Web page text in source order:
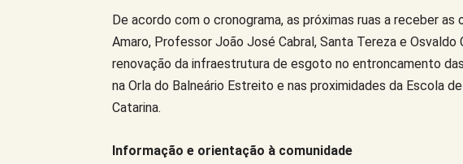
De acordo com o cronograma, as próximas ruas a receber as
Amaro, Professor João José Cabral, Santa Tereza e
renovação da infraestrutura de esgoto no entroncamento
na Orla do Balneário Estreito e nas proximidades da Escola
Catarina.
Informação e orientação à comunidade